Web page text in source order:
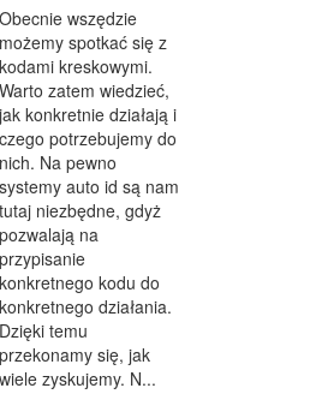
ZDROWIE
ODCHUDZANIE
KOSMETYKI
LECZENIE
KOSMETYCZNE
MEDYCZNY
WEB
KONTAKT
Obecnie wszędzie
możemy spotkać się z
kodami kreskowymi.
Warto zatem wiedzieć,
jak konkretnie działają i
czego potrzebujemy do
nich. Na pewno
systemy auto id są nam
tutaj niezbędne, gdyż
pozwalają na
przypisanie
konkretnego kodu do
konkretnego działania.
Dzięki temu
przekonamy się, jak
wiele zyskujemy. N...